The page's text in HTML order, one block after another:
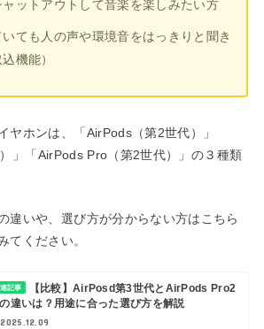
ャットアウトして音楽を楽しみたい方
ても人の声や環境音をはっきりと聞き
機能）
ヤホンは、「AirPods（第2世代）」
」「AirPods Pro（第2世代）」の３種類
違いや、選び方が分からない方はこちら
てください。
記事
【比較】AirPosd第3世代とAirPods Pro2
違いは？用途に合った選び方を解説
2025.12.09